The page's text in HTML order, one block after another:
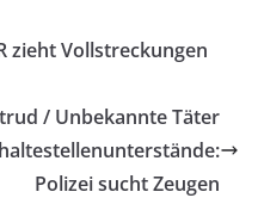
zieht Vollstreckungen
/ Unbekannte Täter
Polizei sucht Zeugen